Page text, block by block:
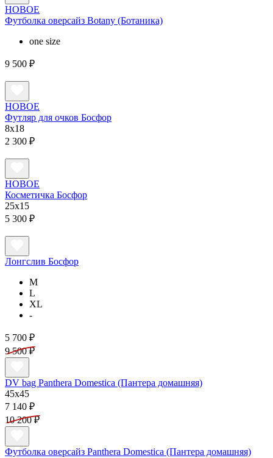
НОВОЕ
Футболка оверсайз Botany (Ботаника)
one size
9 500 ₽
НОВОЕ
Футляр для очков Босфор
8x18
2 300 ₽
НОВОЕ
Косметичка Босфор
25x15
5 300 ₽
Лонгслив Босфор
M
L
XL
-
5 700 ₽
9 500 ₽
DV bag Panthera Domestica (Пантера домашняя)
45x45
7 140 ₽
10 200 ₽
Футболка оверсайз Panthera Domestica (Пантера домашняя)